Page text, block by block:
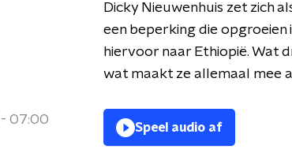
07:00
Dicky Nieuwenhuis zet zich
een beperking die opgroeien
hiervoor naar Ethiopië. Wat
wat maakt ze allemaal mee
Speel audio af